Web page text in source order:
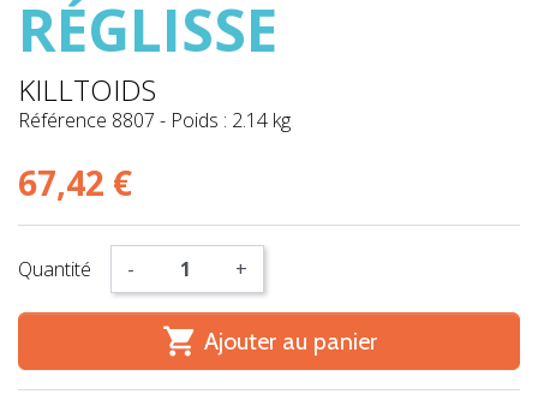
RÉGLISSE
KILLTOIDS
Référence 8807 - Poids : 2.14 kg
67,42 €
Quantité - +
 Ajouter au panier